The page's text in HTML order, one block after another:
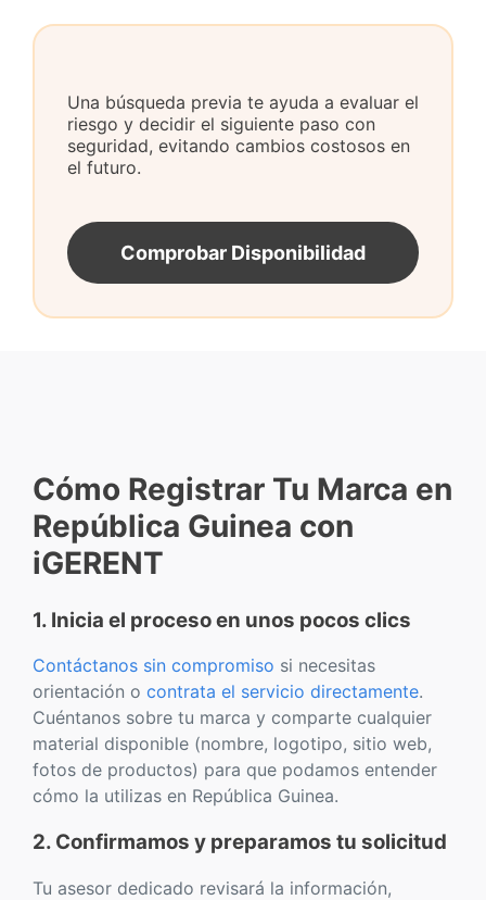
Una búsqueda previa te ayuda a evaluar el
riesgo y decidir el siguiente paso con
seguridad, evitando cambios costosos en
el futuro.
Comprobar Disponibilidad
Cómo Registrar Tu Marca en
República Guinea con
iGERENT
1. Inicia el proceso en unos pocos clics
Contáctanos sin compromiso si necesitas
orientación o contrata el servicio directamente.
Cuéntanos sobre tu marca y comparte cualquier
material disponible (nombre, logotipo, sitio web,
fotos de productos) para que podamos entender
cómo la utilizas en República Guinea.
2. Confirmamos y preparamos tu solicitud
Tu asesor dedicado revisará la información,